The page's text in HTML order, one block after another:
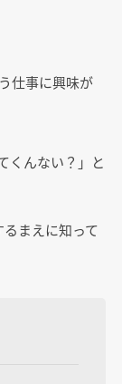
仕事に興味が
くんない？」と
まえに知って